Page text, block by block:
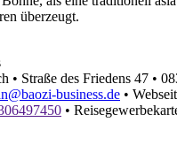
überzeugt.
• Straße des Friedens 47 •
business.de •
•